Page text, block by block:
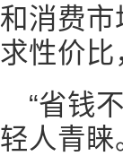
和消费
求性价
“省钱
轻人青